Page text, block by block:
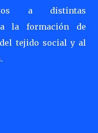
a distintas
a la formación de
tejido social y al